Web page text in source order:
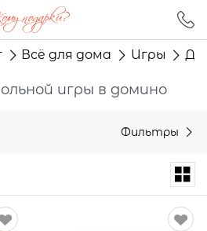
Всё для дома Игры
игры в домино
Фильтры